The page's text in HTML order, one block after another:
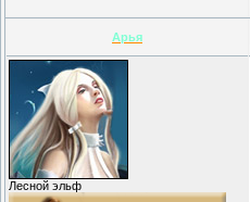
Арья
Лесной эльф